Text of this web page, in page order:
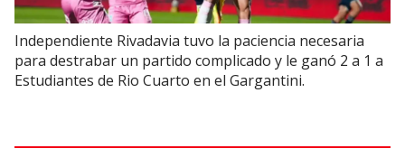
Independiente Rivadavia tuvo la paciencia necesaria
para destrabar un partido complicado y le ganó 2 a 1 a
Estudiantes de Rio Cuarto en el Gargantini.